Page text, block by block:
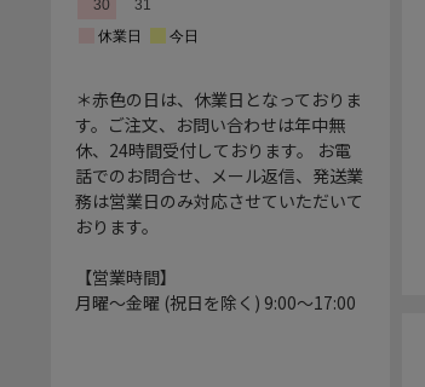
＊赤色の日は、休業日となっておりま
す。ご注文、お問い合わせは年中無
休、24時間受付しております。 お電
話でのお問合せ、メール返信、発送業
務は営業日のみ対応させていただいて
おります。
【営業時間】
月曜～金曜 (祝日を除く) 9:00～17:00